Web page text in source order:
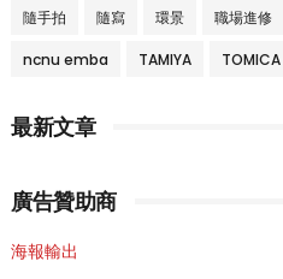
隨手拍 隨寫 環景 職場進修
ncnu emba TAMIYA TOMICA
最新文章
廣告贊助商
海報輸出